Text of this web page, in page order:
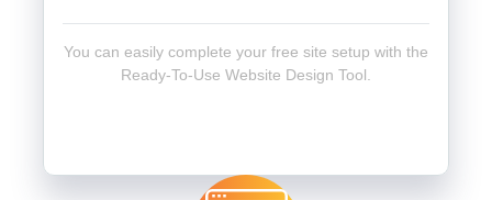
You can easily complete your free site setup with the
Ready-To-Use Website Design Tool.